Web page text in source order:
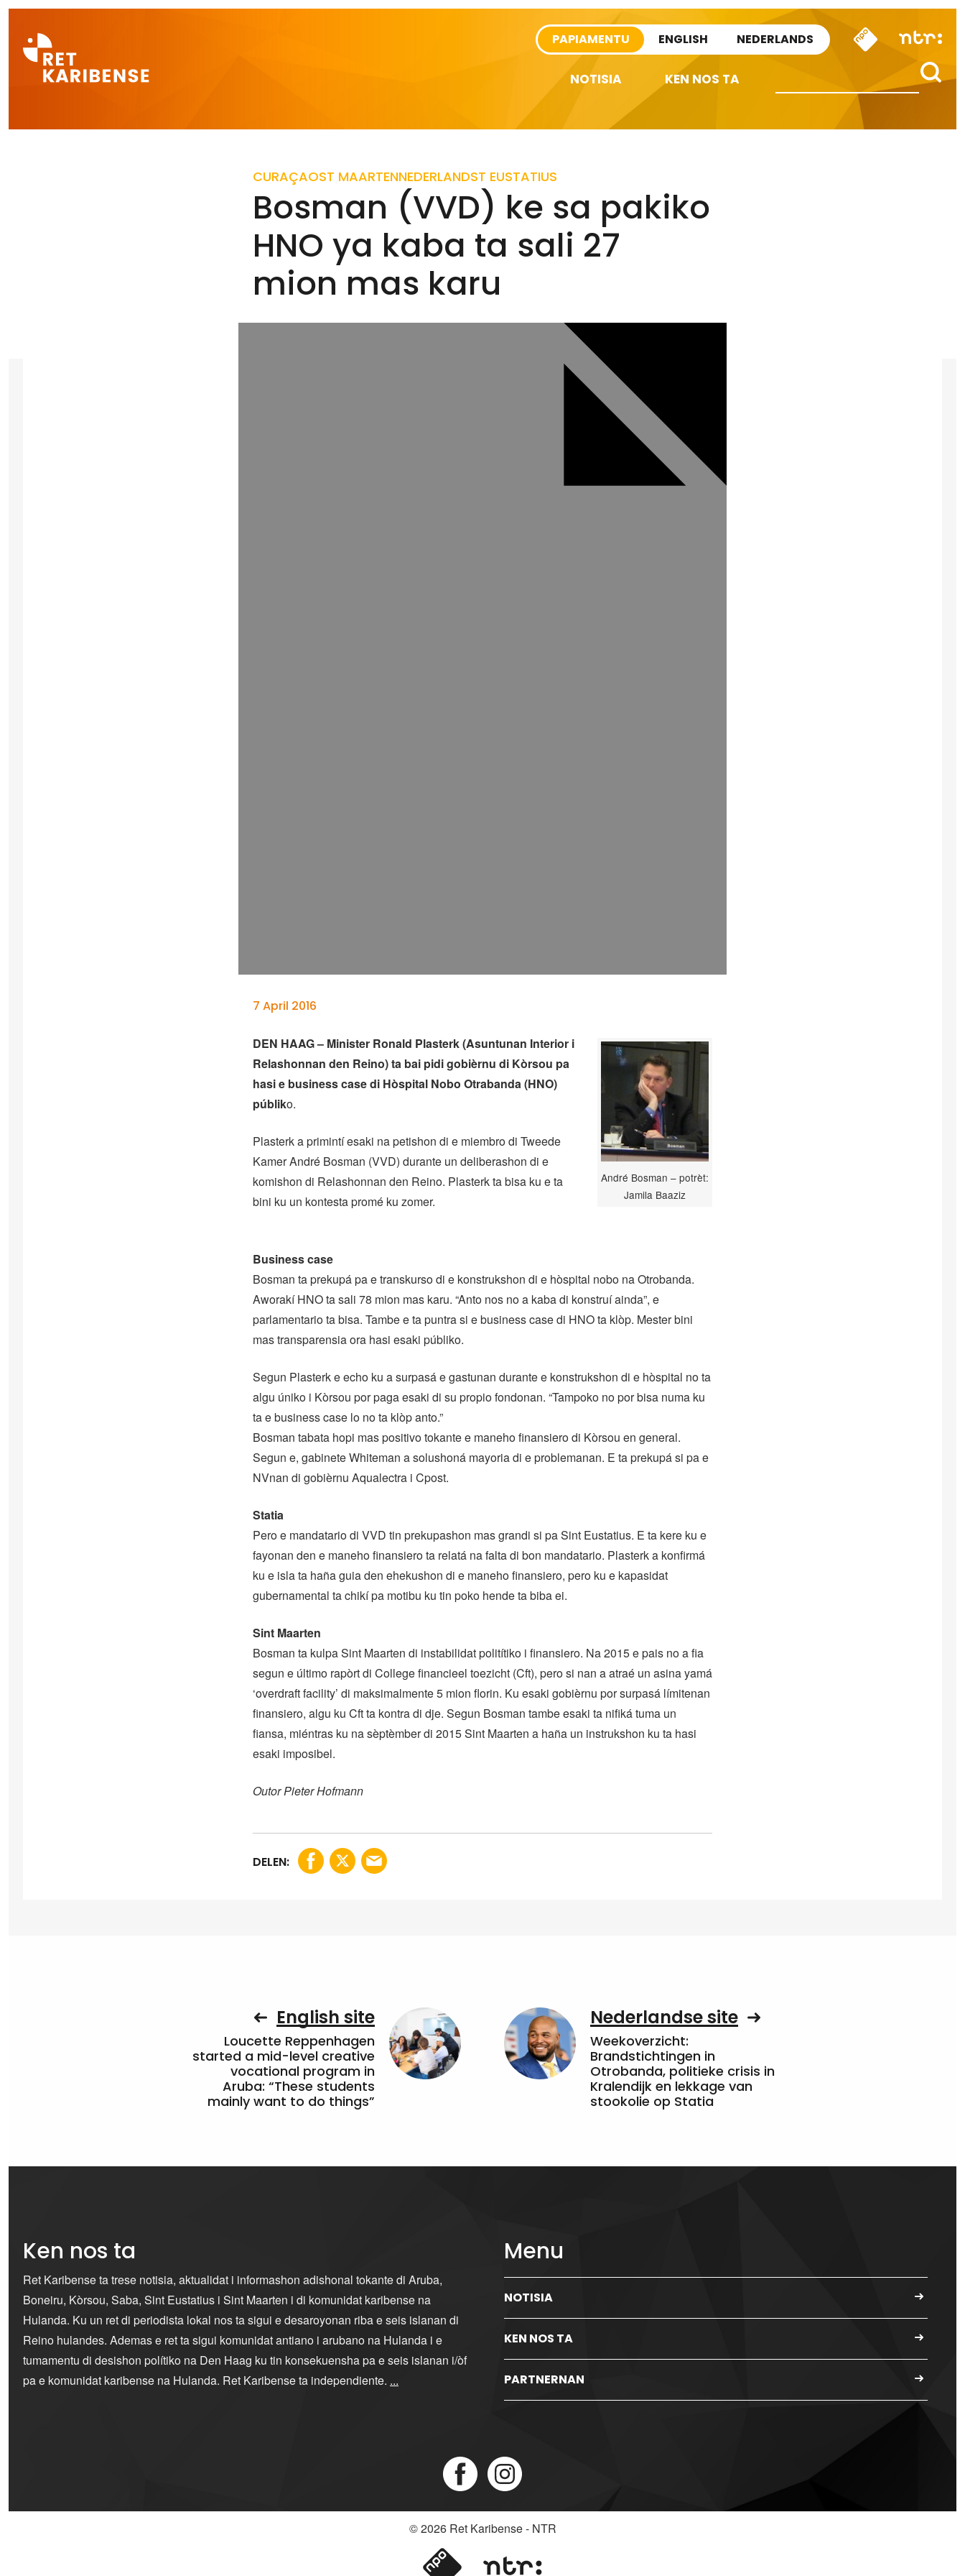
PAPIAMENTU ENGLISH NEDERLANDS
NOTISIA KEN NOS TA
CURAÇAOST MAARTENNEDERLANDST EUSTATIUS
Bosman (VVD) ke sa pakiko
HNO ya kaba ta sali 27
mion mas karu
7 April 2016
André Bosman – potrèt:
Jamila Baaziz
DEN HAAG – Minister Ronald Plasterk (Asuntunan Interior i
Relashonnan den Reino) ta bai pidi gobièrnu di Kòrsou pa
hasi e business case di Hòspital Nobo Otrabanda (HNO)
públiko.
Plasterk a primintí esaki na petishon di e miembro di Tweede
Kamer André Bosman (VVD) durante un deliberashon di e
komishon di Relashonnan den Reino. Plasterk ta bisa ku e ta
bini ku un kontesta promé ku zomer.
Business case
Bosman ta prekupá pa e transkurso di e konstrukshon di e hòspital nobo na Otrobanda.
Aworakí HNO ta sali 78 mion mas karu. “Anto nos no a kaba di konstruí ainda”, e
parlamentario ta bisa. Tambe e ta puntra si e business case di HNO ta klòp. Mester bini
mas transparensia ora hasi esaki públiko.
Segun Plasterk e echo ku a surpasá e gastunan durante e konstrukshon di e hòspital no ta
algu úniko i Kòrsou por paga esaki di su propio fondonan. “Tampoko no por bisa numa ku
ta e business case lo no ta klòp anto.”
Bosman tabata hopi mas positivo tokante e maneho finansiero di Kòrsou en general.
Segun e, gabinete Whiteman a solushoná mayoria di e problemanan. E ta prekupá si pa e
NVnan di gobièrnu Aqualectra i Cpost.
Statia
Pero e mandatario di VVD tin prekupashon mas grandi si pa Sint Eustatius. E ta kere ku e
fayonan den e maneho finansiero ta relatá na falta di bon mandatario. Plasterk a konfirmá
ku e isla ta haña guia den ehekushon di e maneho finansiero, pero ku e kapasidat
gubernamental ta chikí pa motibu ku tin poko hende ta biba ei.
Sint Maarten
Bosman ta kulpa Sint Maarten di instabilidat politítiko i finansiero. Na 2015 e pais no a fia
segun e último rapòrt di College financieel toezicht (Cft), pero si nan a atraé un asina yamá
‘overdraft facility’ di maksimalmente 5 mion florin. Ku esaki gobièrnu por surpasá límitenan
finansiero, algu ku Cft ta kontra di dje. Segun Bosman tambe esaki ta nifiká tuma un
fiansa, miéntras ku na sèptèmber di 2015 Sint Maarten a haña un instrukshon ku ta hasi
esaki imposibel.
Outor Pieter Hofmann
DELEN:
English site
Loucette Reppenhagen
started a mid-level creative
vocational program in
Aruba: “These students
mainly want to do things”
Nederlandse site
Weekoverzicht:
Brandstichtingen in
Otrobanda, politieke crisis in
Kralendijk en lekkage van
stookolie op Statia
Ken nos ta
Ret Karibense ta trese notisia, aktualidat i informashon adishonal tokante di Aruba,
Boneiru, Kòrsou, Saba, Sint Eustatius i Sint Maarten i di komunidat karibense na
Hulanda. Ku un ret di periodista lokal nos ta sigui e desaroyonan riba e seis islanan di
Reino hulandes. Ademas e ret ta sigui komunidat antiano i arubano na Hulanda i e
tumamentu di desishon polítiko na Den Haag ku tin konsekuensha pa e seis islanan i/òf
pa e komunidat karibense na Hulanda. Ret Karibense ta independiente. ...
Menu
NOTISIA
KEN NOS TA
PARTNERNAN
© 2026 Ret Karibense - NTR